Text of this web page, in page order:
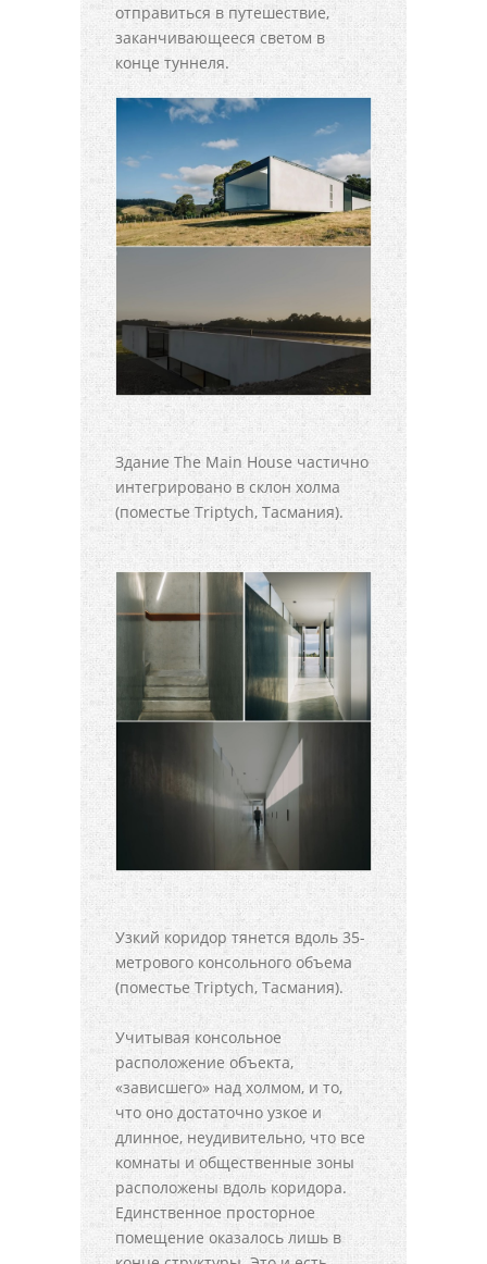
отправиться в путешествие,
заканчивающееся светом в
конце туннеля.
Здание The Main House частично
интегрировано в склон холма
(поместье Triptych, Тасмания).
Узкий коридор тянется вдоль 35-
метрового консольного объема
(поместье Triptych, Тасмания).
Учитывая консольное
расположение объекта,
«зависшего» над холмом, и то,
что оно достаточно узкое и
длинное, неудивительно, что все
комнаты и общественные зоны
расположены вдоль коридора.
Единственное просторное
помещение оказалось лишь в